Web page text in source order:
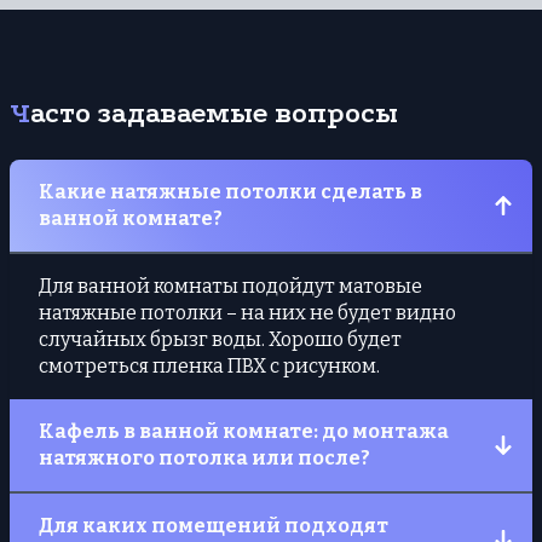
Часто задаваемые вопросы
Какие натяжные потолки сделать в
ванной комнате?
Для ванной комнаты подойдут матовые
натяжные потолки – на них не будет видно
случайных брызг воды. Хорошо будет
смотреться пленка ПВХ с рисунком.
Кафель в ванной комнате: до монтажа
натяжного потолка или после?
можно клеить после, это уменьшит стоимость
Для каких помещений подходят